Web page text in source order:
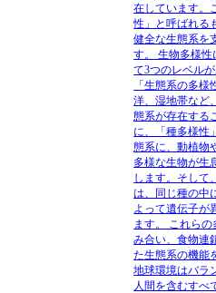
在しています。
性」と呼ばれる
健全な生態系を
す。 生物多様性
て3つのレベル
「生態系の多
洋、湿地帯など
態系が存在する
に、「種多様性
態系に、動植物
多様な生物が生
します。そして
は、同じ種の中
よって遺伝子が
ます。 これら
み合い、食物連
た生態系の機能
地球環境はバラ
人間を含むすべ